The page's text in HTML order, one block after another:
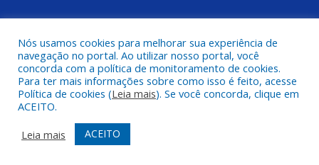
Todos os direitos reservados a Câmara Municipal de Alenquer.
Mapa do Site
Acessar Área Administrativa
Acessar Webmail
Nós usamos cookies para melhorar sua experiência de
navegação no portal. Ao utilizar nosso portal, você
concorda com a política de monitoramento de cookies.
Para ter mais informações sobre como isso é feito, acesse
Política de cookies (Leia mais). Se você concorda, clique em
ACEITO.
Leia mais
ACEITO